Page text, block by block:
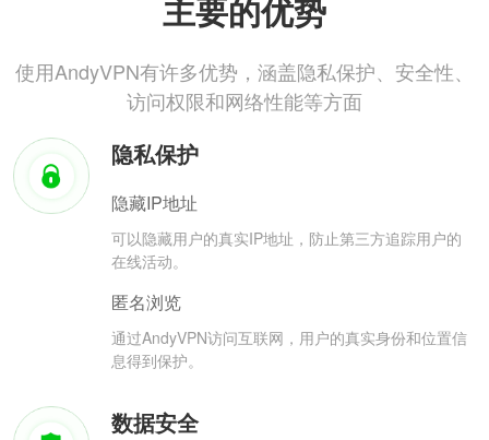
主要的优势
使用AndyVPN有许多优势，涵盖隐私保护、安全性、
访问权限和网络性能等方面
隐私保护
隐藏IP地址
可以隐藏用户的真实IP地址，防止第三方追踪用户的
在线活动。
匿名浏览
通过AndyVPN访问互联网，用户的真实身份和位置信
息得到保护。
数据安全